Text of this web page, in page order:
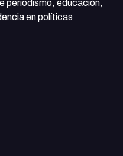
periodismo, educación,
en políticas